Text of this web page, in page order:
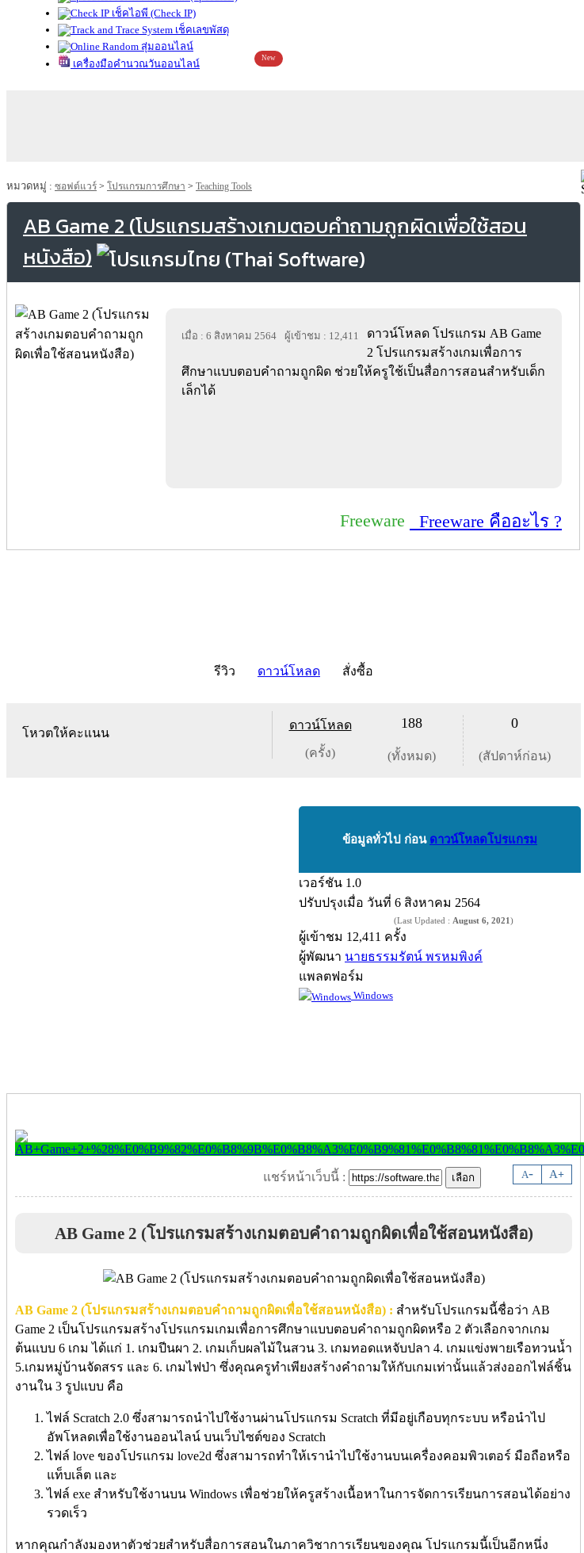
เช็คไอพี (Check IP)
เช็คเลขพัสดุ
สุ่มออนไลน์
เครื่องมือคำนวณวันออนไลน์
New
หมวดหมู่ : ซอฟต์แวร์ > โปรแกรมการศึกษา > Teaching Tools
AB Game 2 (โปรแกรมสร้างเกมตอบคำถามถูกผิดเพื่อใช้สอน
หนังสือ)
เมื่อ : 6 สิงหาคม 2564 ผู้เข้าชม : 12,411
ดาวน์โหลด โปรแกรม AB Game
2 โปรแกรมสร้างเกมเพื่อการ
ศึกษาแบบตอบคำถามถูกผิด ช่วยให้ครูใช้เป็นสื่อการสอนสำหรับเด็ก
เล็กได้
Freeware Freeware คืออะไร ?
รีวิว ดาวน์โหลด สั่งซื้อ
โหวตให้คะแนน
ดาวน์โหลด
(ครั้ง)
188
(ทั้งหมด)
0
(สัปดาห์ก่อน)
ข้อมูลทั่วไป ก่อน ดาวน์โหลดโปรแกรม
เวอร์ชัน 1.0
ปรับปรุงเมื่อ วันที่ 6 สิงหาคม 2564
(Last Updated : August 6, 2021 )
ผู้เข้าชม 12,411 ครั้ง
ผู้พัฒนา นายธรรมรัตน์ พรหมพิงค์
แพลตฟอร์ม
Windows
A- A+
แชร์หน้าเว็บนี้ :
AB Game 2 (โปรแกรมสร้างเกมตอบคำถามถูกผิดเพื่อใช้สอนหนังสือ)
AB Game 2 (โปรแกรมสร้างเกมตอบคำถามถูกผิดเพื่อใช้สอนหนังสือ) : สำหรับโปรแกรมนี้ชื่อว่า AB
Game 2 เป็นโปรแกรมสร้างโปรแกรมเกมเพื่อการศึกษาแบบตอบคำถามถูกผิดหรือ 2 ตัวเลือกจากเกม
ต้นแบบ 6 เกม ได้แก่ 1. เกมปีนผา 2. เกมเก็บผลไม้ในสวน 3. เกมทอดแหจับปลา 4. เกมแข่งพายเรือทวนน้ำ
5.เกมหมู่บ้านจัดสรร และ 6. เกมไฟป่า ซึ่งคุณครูทำเพียงสร้างคำถามให้กับเกมเท่านั้นแล้วส่งออกไฟล์ชิ้น
งานใน 3 รูปแบบ คือ
ไฟล์ Scratch 2.0 ซึ่งสามารถนำไปใช้งานผ่านโปรแกรม Scratch ที่มีอยู่เกือบทุกระบบ หรือนำไป
อัพโหลดเพื่อใช้งานออนไลน์ บนเว็บไซต์ของ Scratch
ไฟล์ love ของโปรแกรม love2d ซึ่งสามารถทำให้เรานำไปใช้งานบนเครื่องคอมพิวเตอร์ มือถือหรือ
แท็บเล็ต และ
ไฟล์ exe สำหรับใช้งานบน Windows เพื่อช่วยให้ครูสร้างเนื้อหาในการจัดการเรียนการสอนได้อย่าง
รวดเร็ว
หากคุณกำลังมองหาตัวช่วยสำหรับสื่อการสอนในภาควิชาการเรียนของคุณ โปรแกรมนี้เป็นอีกหนึ่ง